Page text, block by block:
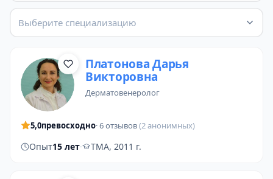
Выберите специализацию
Платонова Дарья
Викторовна
дерматовенеролог
5,0превосходно· 6 отзывов(2 анонимных)
Опыт15 лет· ТМА, 2011 г.